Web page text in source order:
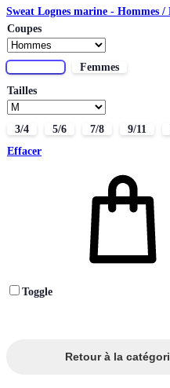
Sweat Lognes marine - Hommes /
Coupes
Femmes
Tailles
3/4 5/6 7/8 9/11
Effacer
Toggle
Retour à la